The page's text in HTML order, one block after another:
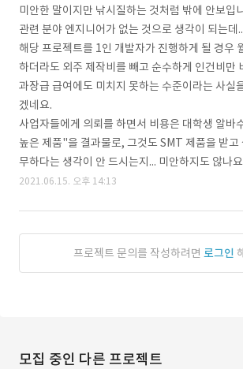
미안한 말이지만 낚시질하는 것처럼 밖에 안보입
관련 분야 엔지니어가 없는 것으로 생각이 되는데
해당 프로젝트를 1인 개발자가 진행하게 될 경우
하더라도 외주 제작비를 빼고 순수하게 인건비만
과장급 급여에도 미치지 못하는 수준이라는 사실
겠네요.
사업자들에게 의뢰를 하면서 비용은 대학생 알바
높은 제품"을 결과물로, 그것도 SMT 제품을 받고
무하다는 생각이 안 드시는지... 미안하지도 않나
2021.06.15. 오후 14:13
프로젝트 문의를 작성하려면 로그인
모집 중인 다른 프로젝트